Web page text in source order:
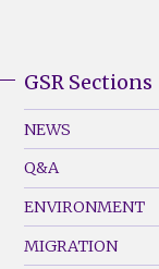
Footer
Menu
(Left)
GSR Sections
NEWS
Q&A
ENVIRONMENT
MIGRATION